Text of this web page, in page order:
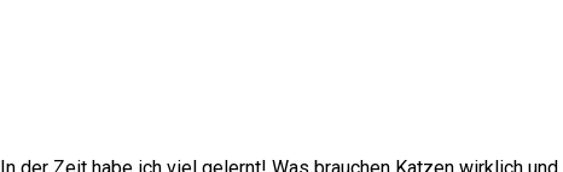
In der Zeit habe ich viel gelernt! Was brauchen Katzen wirklich